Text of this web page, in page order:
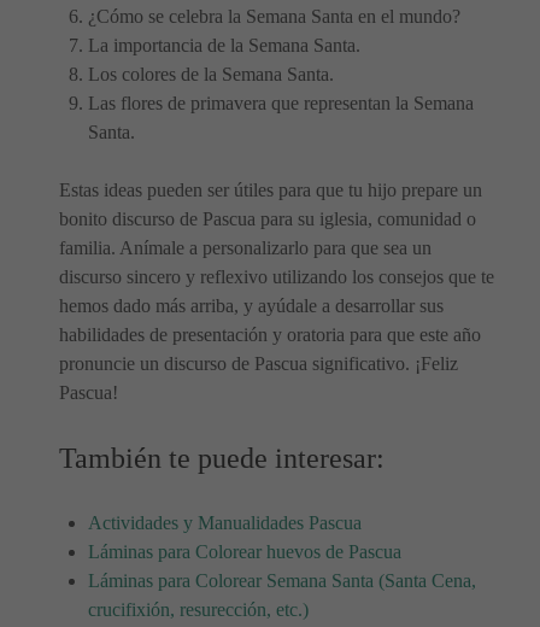
¿Cómo se celebra la Semana Santa en el mundo?
La importancia de la Semana Santa.
Los colores de la Semana Santa.
Las flores de primavera que representan la Semana
Santa.
Estas ideas pueden ser útiles para que tu hijo prepare un
bonito discurso de Pascua para su iglesia, comunidad o
familia. Anímale a personalizarlo para que sea un
discurso sincero y reflexivo utilizando los consejos que te
hemos dado más arriba, y ayúdale a desarrollar sus
habilidades de presentación y oratoria para que este año
pronuncie un discurso de Pascua significativo. ¡Feliz
Pascua!
También te puede interesar:
Actividades y Manualidades Pascua
Láminas para Colorear huevos de Pascua
Láminas para Colorear Semana Santa (Santa Cena,
crucifixión, resurección, etc.)